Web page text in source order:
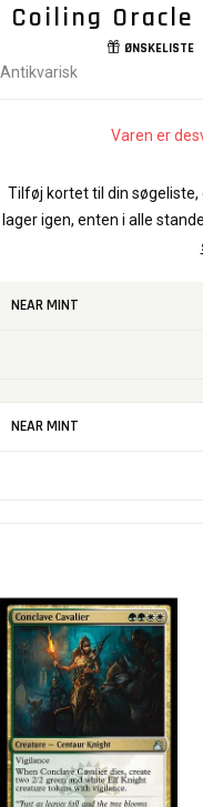
Coiling Oracle
ØNSKELISTE
Antikvarisk
Varen er
Tilføj kortet til din
lager igen, enten i alle
NEAR MINT
NEAR MINT